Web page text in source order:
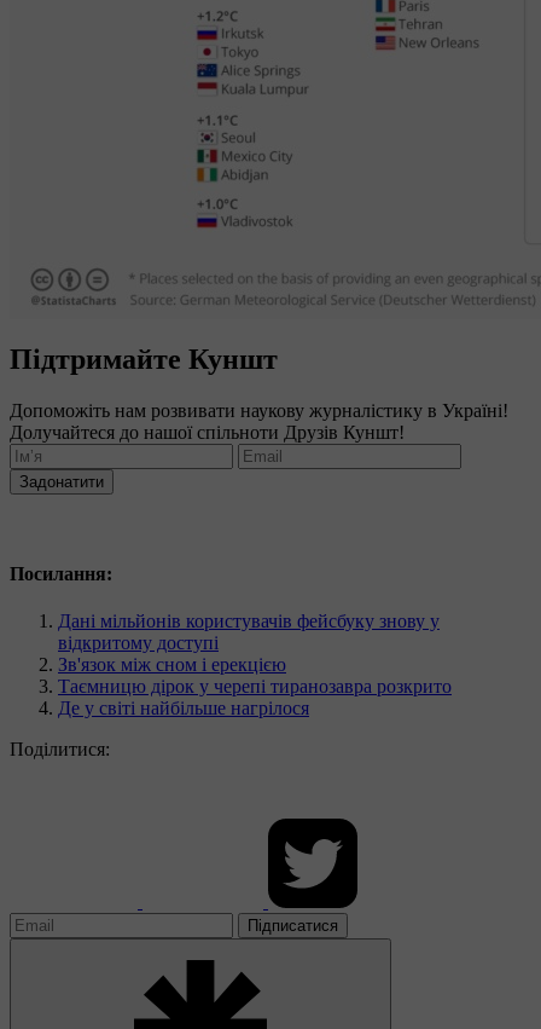
Підтримайте Куншт
Допоможіть нам розвивати наукову журналістику в Україні!
Долучайтеся до нашої спільноти Друзів Куншт!
Задонатити
Посилання:
Дані мільйонів користувачів фейсбуку знову у
відкритому доступі
Зв'язок між сном і ерекцією
Таємницю дірок у черепі тиранозавра розкрито
Де у світі найбільше нагрілося
Поділитися:
Підписатися